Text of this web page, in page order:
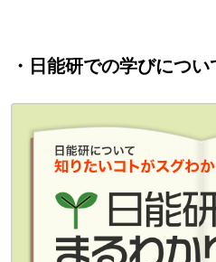
・日能研での学びについ